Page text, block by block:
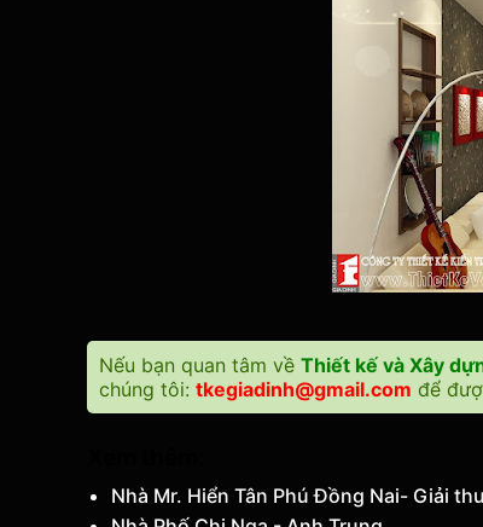
Nếu bạn quan tâm về Thiết kế và Xây
chúng tôi: tkegiadinh@gmail.com để
Nhà Mr. Hiển Tân Phú Đồng Nai- Giải